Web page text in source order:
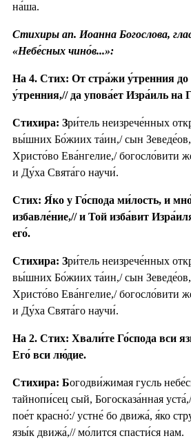
на́ша.
Стихиры ап. Иоанна Богослова,
«Небе́сных чино́в...»:
На 4. Стих: От стра́жи у́тренния
у́тренния,// да упова́ет Изра́иль на
Стихира: Зри́тель неизрече́нных
вы́шних Бо́жиих та́ин,/ сын
Христо́во Ева́нгелие,/ богосло́вити
и Ду́ха Свята́го научи́.
Стих: Я́ко у Го́спода ми́лость, и
избавле́ние,// и Той изба́вит
его́.
Стихира: Зри́тель неизрече́нных
вы́шних Бо́жиих та́ин,/ сын
Христо́во Ева́нгелие,/ богосло́вити
и Ду́ха Свята́го научи́.
На 2. Стих: Хвали́те Го́спода вси
Его́ вси лю́дие.
Стихира: Богодви́жимая гусль
тайнопи́сец сый, Богосказа́нная
пое́т красно́:/ устне́ бо движа́, я́ко
язы́к движа́,// мо́лится спасти́ся нам.